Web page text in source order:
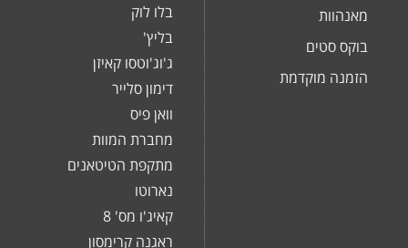
מאנהוות
בוקס סטים
הזמנה מוקדמת
בלו לוק
בליץ'
ג'וג'וטסו קאיזן
דימון סלייר
וואן פיס
מחברת המוות
מתקפת הטיטאנים
נארוטו
קאיג'ו מס' 8
ראגנה קרימסון